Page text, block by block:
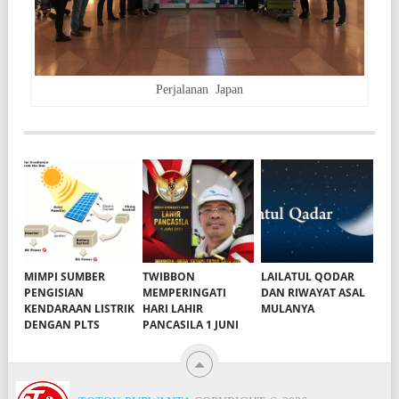
Perjalanan Japan
MIMPI SUMBER
PENGISIAN
KENDARAAN LISTRIK
DENGAN PLTS
TWIBBON
MEMPERINGATI
HARI LAHIR
PANCASILA 1 JUNI
LAILATUL QODAR
DAN RIWAYAT ASAL
MULANYA